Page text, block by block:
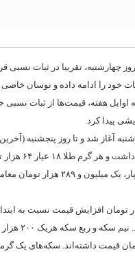
چهارشنبه، تقریبا در ثبات نسبی
خود را ادامه داده و نوسان
اوایل هفته، قیمت‌ها از ثبات
پیدا کرد.
آغاز شد و تا روز پنجشنبه
براین اساس در مجموع
هر قطعه سکه تمام